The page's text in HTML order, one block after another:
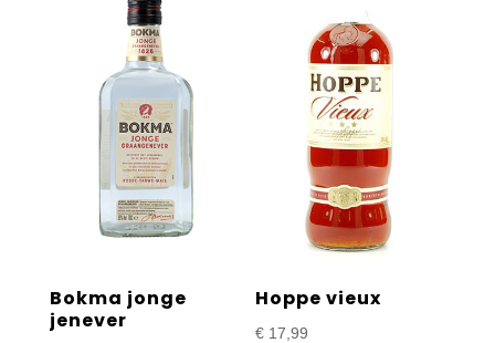
Bokma jonge
jenever
Hoppe vieux
€ 17,99